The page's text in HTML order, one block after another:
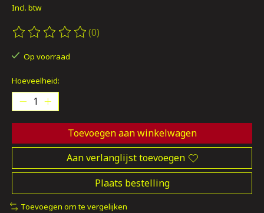
Incl. btw
De beoordeling van dit product is
(0)
Op voorraad
Hoeveelheid:
Toevoegen aan winkelwagen
Aan verlanglijst toevoegen
Plaats bestelling
Toevoegen om te vergelijken